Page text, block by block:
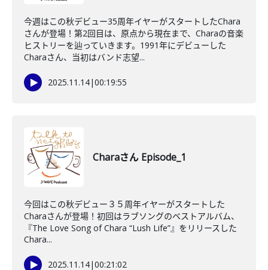
今週はこの秋デビュー35周年イヤーがスタートしたChara
さんが登場！第2回目は、原点から現在まで、Charaの音楽
ヒストリーを辿っていきます。1991年にデビューした
Charaさん、当初はバンド志望...
2025.11.14|00:19:55
Charaさん Episode_1
今回はこの秋デビュー３５周年イヤーがスタートした
Charaさんが登場！初回はラブソングのベストアルバム、
『The Love Song of Chara “Lush Life”』をリリースした
Chara...
2025.11.14|00:21:02